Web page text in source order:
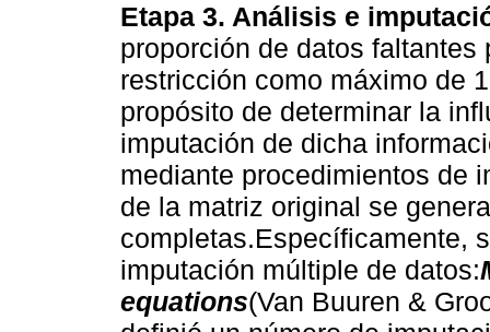
Etapa 3. Análisis e
proporción de datos
restricción como máximo de
propósito de determinar la
imputación de dicha
mediante procedimientos de
de la matriz original se
completas.Específicamente,
imputación múltiple de datos:
equations(Van Buuren &